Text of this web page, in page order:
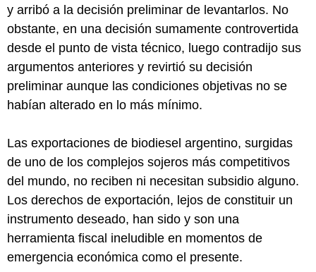
y arribó a la decisión preliminar de levantarlos. No
obstante, en una decisión sumamente controvertida
desde el punto de vista técnico, luego contradijo sus
argumentos anteriores y revirtió su decisión
preliminar aunque las condiciones objetivas no se
habían alterado en lo más mínimo.
Las exportaciones de biodiesel argentino, surgidas
de uno de los complejos sojeros más competitivos
del mundo, no reciben ni necesitan subsidio alguno.
Los derechos de exportación, lejos de constituir un
instrumento deseado, han sido y son una
herramienta fiscal ineludible en momentos de
emergencia económica como el presente.